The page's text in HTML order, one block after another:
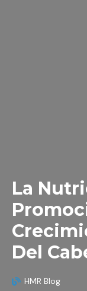
La
Del
HMR Blog